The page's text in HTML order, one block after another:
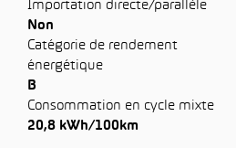
Importation directe/parallèle
Non
Catégorie de rendement
énergétique
B
Consommation en cycle mixte
20,8 kWh/100km